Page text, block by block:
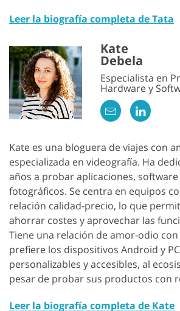
Leer la biografía completa de Tata
Kate
Debela
Especialista en
Hardware y
Kate es una bloguera de viajes con
especializada en videografía. Ha
años a probar aplicaciones,
fotográficos. Se centra en equipos
relación calidad-precio, lo que
ahorrar costes y aprovechar las
Tiene una relación de amor-odio
prefiere los dispositivos Android y
personalizables y accesibles, al
pesar de probar sus productos con
Leer la biografía completa de Kate